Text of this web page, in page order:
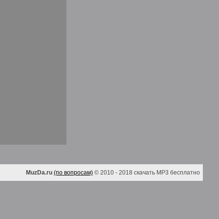
MuzDa.ru (по вопросам) © 2010 - 2018 скачать MP3 бесплатно